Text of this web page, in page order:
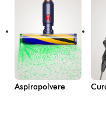
Aspirapolvere